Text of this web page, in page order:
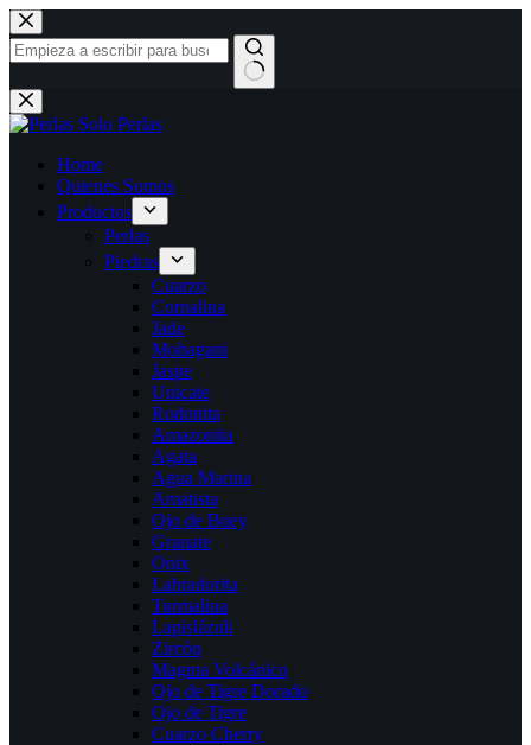
Saltar
al
contenido
Sin
resultados
Home
Quienes Somos
Productos
Perlas
Piedras
Cuarzo
Cornalina
Jade
Mohagani
Jaspe
Unicate
Rodonita
Amazonita
Agata
Agua Marina
Amatista
Ojo de Buey
Granate
Onix
Labradorita
Turmalina
Lapislázuli
Zircón
Magma Volcánico
Ojo de Tigre Dorado
Ojo de Tigre
Cuarzo Cherry